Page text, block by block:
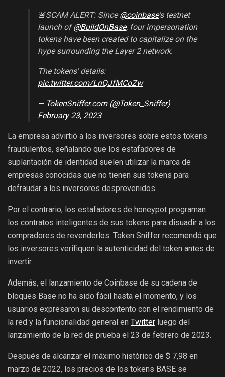
🚨SCAM ALERT: Since@coinbase's testnet
launch of@BuildOnBase, four impersonation
tokens have been created to capitalize on the
hype surrounding the Layer 2 network.
The tokens' details:
pic.twitter.com/LnQJfMCoZw
— TokenSniffer.com (@Token_Sniffer)
February 23, 2023
La empresa advirtió a los inversores sobre estos tokens
fraudulentos, señalando que los estafadores de
suplantación de identidad suelen utilizar la marca de
empresas conocidas que no tienen sus tokens para
defraudar a los inversores desprevenidos.
Por el contrario, los estafadores de honeypot programan
los contratos inteligentes de sus tokens para disuadir a los
compradores de revenderlos. Token Sniffer recomendó que
los inversores verifiquen la autenticidad del token antes de
invertir.
Además, el lanzamiento de Coinbase de su cadena de
bloques Base no ha sido fácil hasta el momento, y los
usuarios expresaron su descontento con el rendimiento de
la red y la funcionalidad general en Twitter luego del
lanzamiento de la red de prueba el 23 de febrero de 2023.
Después de alcanzar el máximo histórico de $ 7,98 en
marzo de 2022, los precios de los tokens BASE se